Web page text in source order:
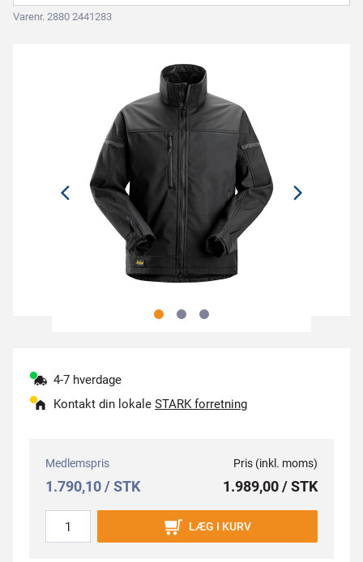
Varenr. 2880 2441283
4-7 hverdage
Kontakt din lokale STARK forretning
Medlemspris
1.790,10 / STK
Pris (inkl. moms)
1.989,00 / STK
LÆG I KURV